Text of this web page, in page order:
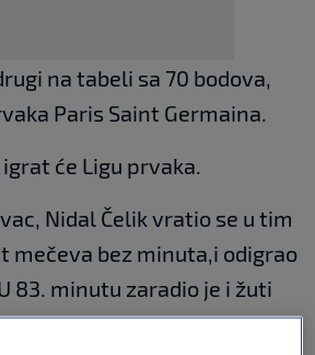
na tabeli sa 70 bodova,
Paris Saint Germaina.
će Ligu prvaka.
Nidal Čelik vratio se u tim
mečeva bez minuta,i odigrao
83. minutu zaradio je i žuti